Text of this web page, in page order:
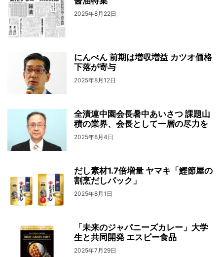
2025年8月22日
にんべん 前期は増収増益 カツオ価格
下落が寄与
2025年8月12日
全漬連中園会長暑中あいさつ 課題山
積の業界、会長として一層の尽力を
2025年8月4日
だし素材1.7倍増量 ヤマキ「鰹節屋の
割烹だしパック」
2025年8月1日
「未来のジャパニーズカレー」大学
生と共同開発 エスビー食品
2025年7月29日